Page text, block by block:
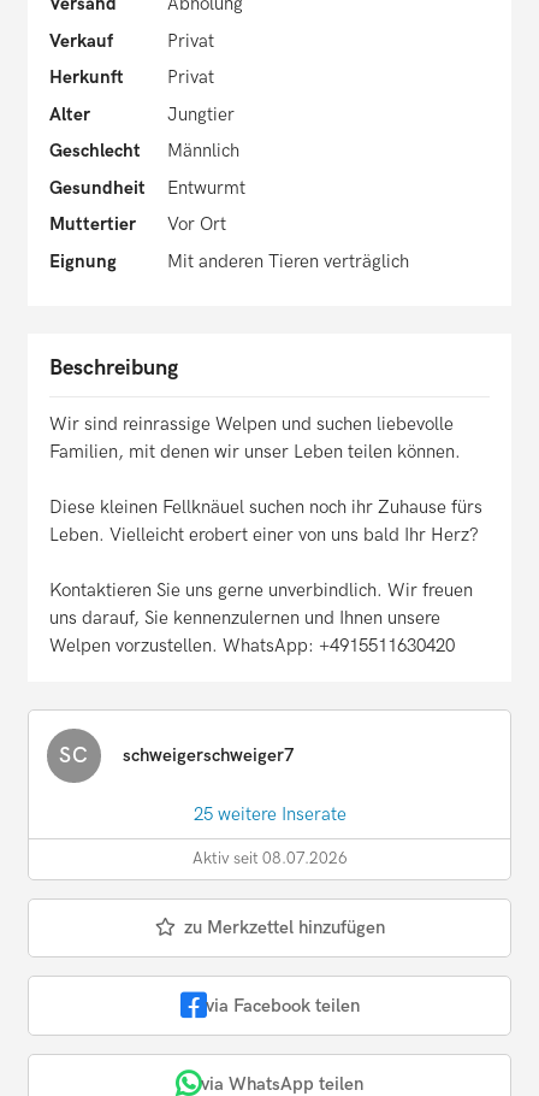
Verkauf
Privat
Herkunft
Privat
Alter
Jungtier
Geschlecht
Männlich
Gesundheit
Entwurmt
Muttertier
Vor Ort
Eignung
Mit anderen Tieren verträglich
Beschreibung
Wir sind reinrassige Welpen und suchen liebevolle
Familien, mit denen wir unser Leben teilen können.
Diese kleinen Fellknäuel suchen noch ihr Zuhause fürs
Leben. Vielleicht erobert einer von uns bald Ihr Herz?
Kontaktieren Sie uns gerne unverbindlich. Wir freuen
uns darauf, Sie kennenzulernen und Ihnen unsere
Welpen vorzustellen. WhatsApp: +4915511630420
SC schweigerschweiger7
25 weitere Inserate
Aktiv seit 08.07.2026
zu Merkzettel hinzufügen
via Facebook teilen
via WhatsApp teilen